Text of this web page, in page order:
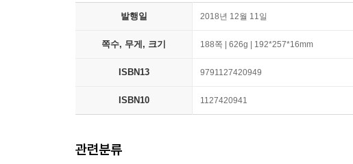
발행일 2018년 12월 11일
쪽수, 무게, 크기 188쪽 | 626g | 192*257*16mm
ISBN13 9791127420949
ISBN10 1127420941
관련분류